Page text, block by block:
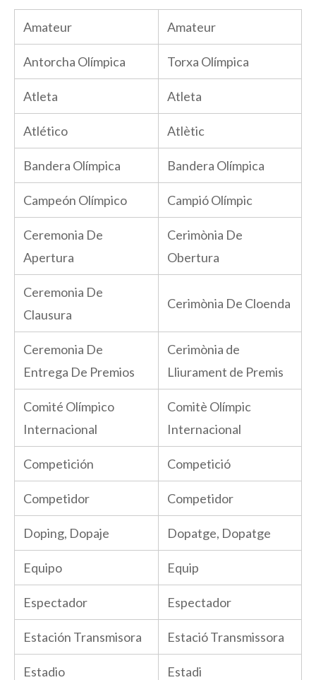
Amateur Amateur
Antorcha Olímpica Torxa Olímpica
Atleta Atleta
Atlético Atlètic
Bandera Olímpica Bandera Olímpica
Campeón Olímpico Campió Olímpic
Ceremonia De
Apertura
Cerimònia De
Obertura
Ceremonia De
Clausura
Cerimònia De Cloenda
Ceremonia De
Entrega De Premios
Cerimònia de
Lliurament de Premis
Comité Olímpico
Internacional
Comitè Olímpic
Internacional
Competición Competició
Competidor Competidor
Doping, Dopaje Dopatge, Dopatge
Equipo Equip
Espectador Espectador
Estación Transmisora Estació Transmissora
Estadio Estadi